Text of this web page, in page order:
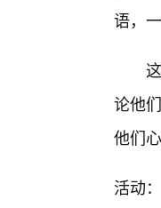
语，
论他
他们
活动